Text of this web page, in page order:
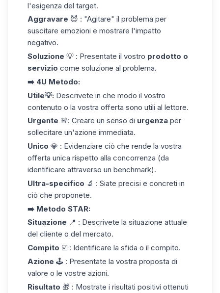
l'esigenza del target.
Aggravare 😈 : "Agitare" il problema per
suscitare emozioni e mostrare l'impatto
negativo.
Soluzione 💡 : Presentate il vostro prodotto o
servizio come soluzione al problema.
➡️ 4U Metodo:
Utile💡: Descrivete in che modo il vostro
contenuto o la vostra offerta sono utili al lettore.
Urgente 🚨: Creare un senso di urgenza per
sollecitare un'azione immediata.
Unico 💎 : Evidenziare ciò che rende la vostra
offerta unica rispetto alla concorrenza (da
identificare attraverso un benchmark).
Ultra-specifico 🔬 : Siate precisi e concreti in
ciò che proponete.
➡️ Metodo STAR:
Situazione 📍 : Descrivete la situazione attuale
del cliente o del mercato.
Compito ☑️ : Identificare la sfida o il compito.
Azione 🕹️ : Presentate la vostra proposta di
valore o le vostre azioni.
Risultato 🎁 : Mostrate i risultati positivi ottenuti